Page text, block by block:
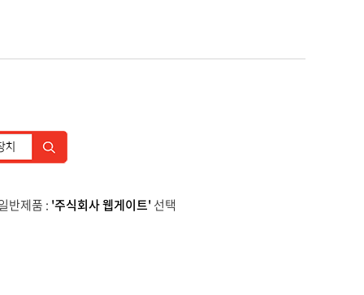
제품 : '주식회사 웹게이트' 선택